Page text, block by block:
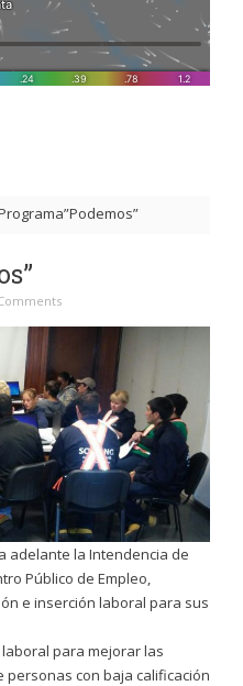
adelante la Intendencia de
Público de Empleo,
e inserción laboral para sus
para mejorar las
con baja calificación